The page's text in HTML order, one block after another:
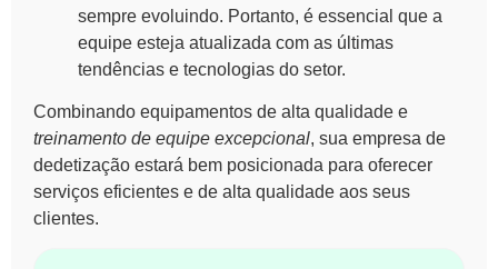
sempre evoluindo. Portanto, é essencial que a
equipe esteja atualizada com as últimas
tendências e tecnologias do setor.
Combinando equipamentos de alta qualidade e
treinamento de equipe excepcional, sua empresa de
dedetização estará bem posicionada para oferecer
serviços eficientes e de alta qualidade aos seus
clientes.